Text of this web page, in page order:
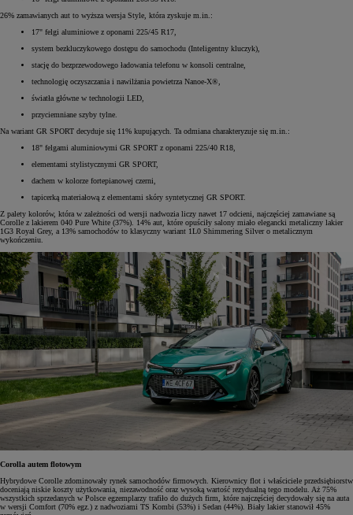
26% zamawianych aut to wyższa wersja Style, która zyskuje m.in.:
17" felgi aluminiowe z oponami 225/45 R17,
system bezkluczykowego dostępu do samochodu (Inteligentny kluczyk),
stację do bezprzewodowego ładowania telefonu w konsoli centralne,
technologię oczyszczania i nawilżania powietrza Nanoe-X®,
światła główne w technologii LED,
przyciemniane szyby tylne.
Na wariant GR SPORT decyduje się 11% kupujących. Ta odmiana charakteryzuje się m.in.:
18" felgami aluminiowymi GR SPORT z oponami 225/40 R18,
elementami stylistycznymi GR SPORT,
dachem w kolorze fortepianowej czerni,
tapicerką materiałową z elementami skóry syntetycznej GR SPORT.
Z palety kolorów, która w zależności od wersji nadwozia liczy nawet 17 odcieni, najczęściej zamawiane są
Corolle z lakierem 040 Pure White (37%). 14% aut, które opuściły salony miało elegancki metaliczny lakier
1G3 Royal Grey, a 13% samochodów to klasyczny wariant 1L0 Shimmering Silver o metalicznym
wykończeniu.
Corolla autem flotowym
Hybrydowe Corolle zdominowały rynek samochodów firmowych. Kierownicy flot i właściciele przedsiębiorstw
doceniają niskie koszty użytkowania, niezawodność oraz wysoką wartość rezydualną tego modelu. Aż 75%
wszystkich sprzedanych w Polsce egzemplarzy trafiło do dużych firm, które najczęściej decydowały się na auta
w wersji Comfort (70% egz.) z nadwoziami TS Kombi (53%) i Sedan (44%). Biały lakier stanowił 45%